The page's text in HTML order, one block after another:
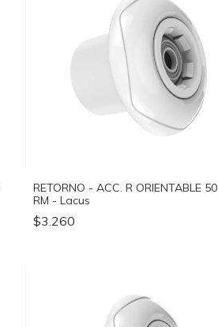
RETORNO - ACC. R ORIENTABLE 50
RM - Lacus
$3.260